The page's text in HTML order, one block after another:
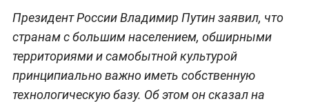
Президент России Владимир Путин заявил, что
странам с большим населением, обширными
территориями и самобытной культурой
принципиально важно иметь собственную
технологическую базу. Об этом он сказал на